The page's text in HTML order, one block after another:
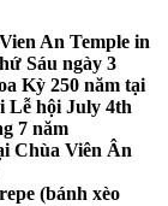
An Temple in
Sáu ngày 3
Kỳ 250 năm tại
Lễ hội July 4th
7 năm
Chùa Viên Ân
(bánh xèo